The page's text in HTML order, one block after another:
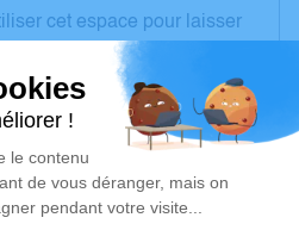
cet espace pour laisser
des photos souvenirs,
vos pensées à travers des
endroit est un lieu
la mémoire de Noëlle